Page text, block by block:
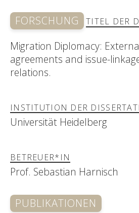
FORSCHUNG TITEL DER
Migration Diplomacy:
agreements and issue-
relations.
INSTITUTION DER
Universität Heidelberg
BETREUER*IN
Prof. Sebastian Harnisch
PUBLIKATIONEN